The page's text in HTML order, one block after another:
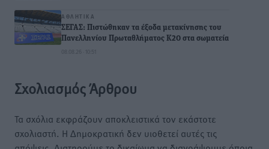
ΑΘΛΗΤΙΚΆ
ΣΕΓΑΣ: Πιστώθηκαν τα έξοδα μετακίνησης του
Πανελληνίου Πρωταθλήματος Κ20 στα σωματεία
08.08.26 · 10:51
Σχολιασμός Άρθρου
Τα σχόλια εκφράζουν αποκλειστικά τον εκάστοτε
σχολιαστή. Η Δημοκρατική δεν υιοθετεί αυτές τις